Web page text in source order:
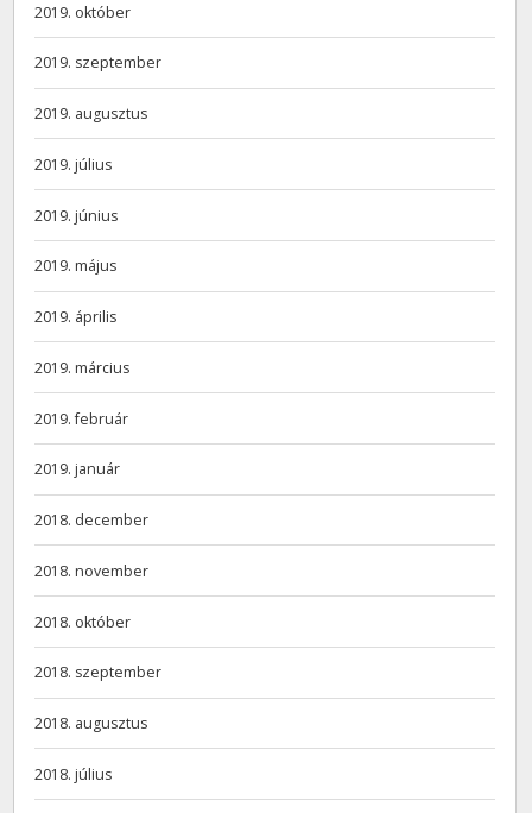
2019. október
2019. szeptember
2019. augusztus
2019. július
2019. június
2019. május
2019. április
2019. március
2019. február
2019. január
2018. december
2018. november
2018. október
2018. szeptember
2018. augusztus
2018. július